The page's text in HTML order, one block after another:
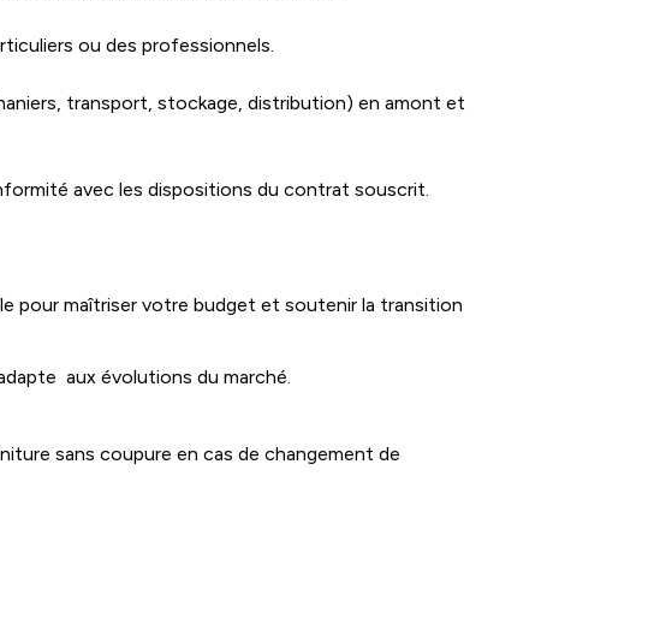
ou des professionnels.
transport, stockage, distribution) en amont et
avec les dispositions du contrat souscrit.
pour maîtriser votre budget et soutenir la transition
aux évolutions du marché.
sans coupure en cas de changement de